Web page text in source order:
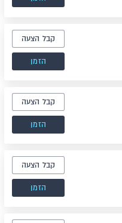
קבל הצעה
הזמן
קבל הצעה
הזמן
קבל הצעה
הזמן